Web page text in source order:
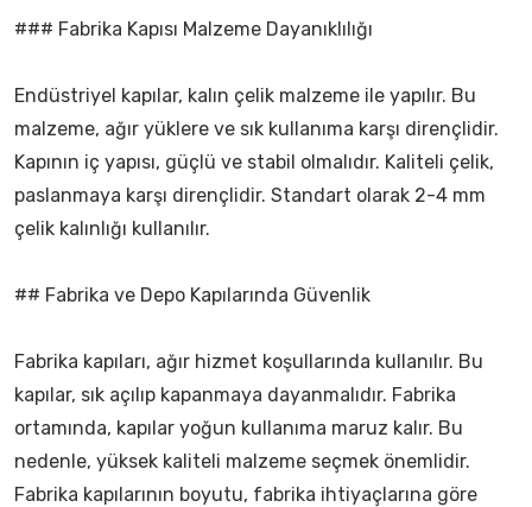
### Fabrika Kapısı Malzeme Dayanıklılığı
Endüstriyel kapılar, kalın çelik malzeme ile yapılır. Bu
malzeme, ağır yüklere ve sık kullanıma karşı dirençlidir.
Kapının iç yapısı, güçlü ve stabil olmalıdır. Kaliteli çelik,
paslanmaya karşı dirençlidir. Standart olarak 2-4 mm
çelik kalınlığı kullanılır.
## Fabrika ve Depo Kapılarında Güvenlik
Fabrika kapıları, ağır hizmet koşullarında kullanılır. Bu
kapılar, sık açılıp kapanmaya dayanmalıdır. Fabrika
ortamında, kapılar yoğun kullanıma maruz kalır. Bu
nedenle, yüksek kaliteli malzeme seçmek önemlidir.
Fabrika kapılarının boyutu, fabrika ihtiyaçlarına göre